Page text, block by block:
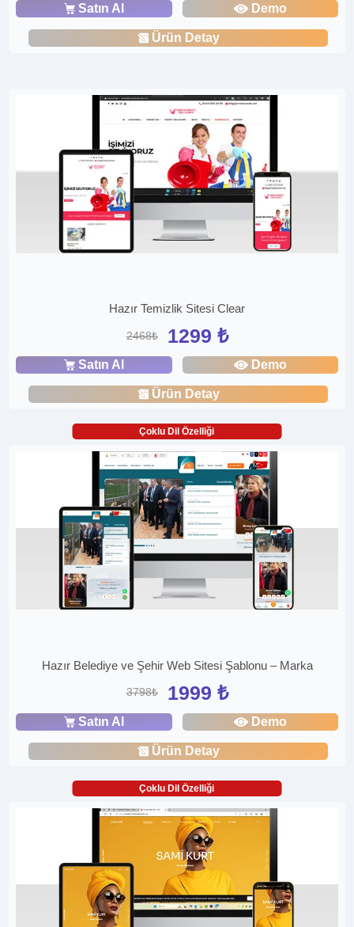
Satın Al Demo
Ürün Detay
Hazır Temizlik Sitesi Clear
2468₺ 1299 ₺
Satın Al Demo
Ürün Detay
Çoklu Dil Özelliği
Hazır Belediye ve Şehir Web Sitesi Şablonu – Marka
3798₺ 1999 ₺
Satın Al Demo
Ürün Detay
Çoklu Dil Özelliği